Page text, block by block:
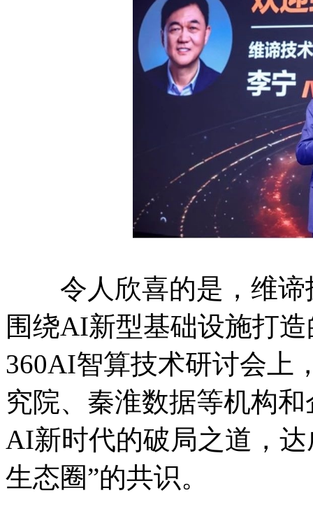
令人欣喜的是，维谛
围绕AI新型基础设施打
360AI智算技术研讨会上
究院、秦淮数据等机构
AI新时代的破局之道，
生态圈”的共识。